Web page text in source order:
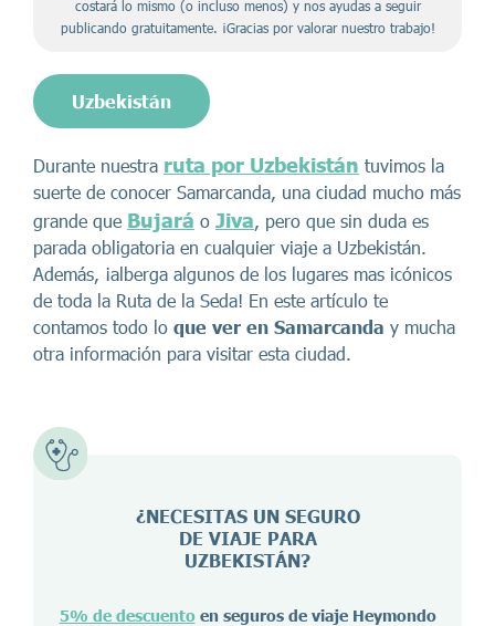
costará lo mismo (o incluso menos) y nos ayudas a seguir
publicando gratuitamente. ¡Gracias por valorar nuestro trabajo!
Uzbekistán
Durante nuestra ruta por Uzbekistán tuvimos la
suerte de conocer Samarcanda, una ciudad mucho más
grande que Bujará o Jiva, pero que sin duda es
parada obligatoria en cualquier viaje a Uzbekistán.
Además, ¡alberga algunos de los lugares mas icónicos
de toda la Ruta de la Seda! En este artículo te
contamos todo lo que ver en Samarcanda y mucha
otra información para visitar esta ciudad.
¿NECESITAS UN SEGURO
DE VIAJE PARA
UZBEKISTÁN?
5% de descuentoen seguros de viaje Heymondo